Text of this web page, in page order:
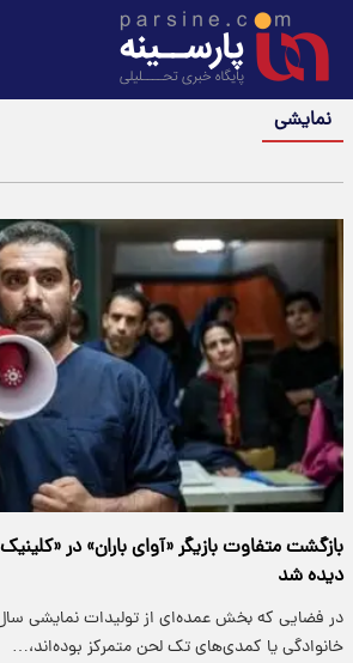
نمایشی
بازگشت متفاوت بازیگر «آوای باران» در
دیده شد
در فضایی که بخش عمده‌ای از تولیدات نمایشی
خانوادگی یا کمدی‌های تک‌ لحن متمرکز بوده‌اند،…